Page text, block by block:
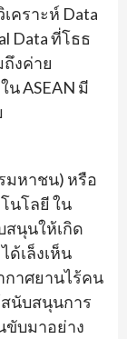
คราะห์ Data
Data ที่โธธ
งค่าย
น ASEAN มี
มหาชน) หรือ
นโลยี ใน
สนุนให้เกิด
ด้เล็งเห็น
าศยานไร้คน
นับสนุนการ
บมาอย่าง